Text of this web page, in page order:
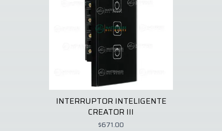
INTERRUPTOR INTELIGENTE
CREATOR III
$671.00